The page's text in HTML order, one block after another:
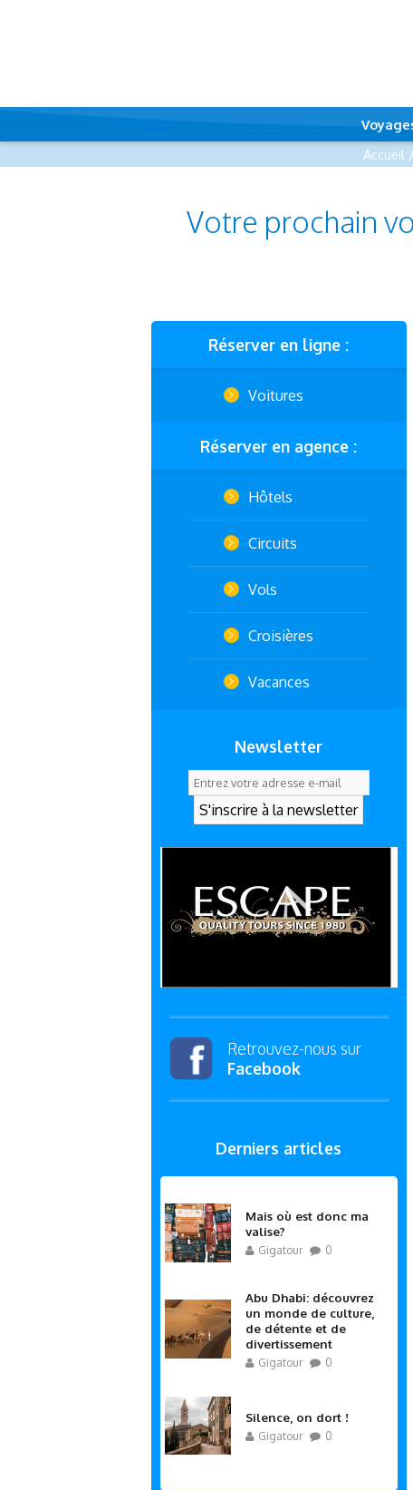
Accueil
Votre prochain
Réserver en ligne :
Voitures
Réserver en agence :
Hôtels
Circuits
Vols
Croisières
Vacances
Newsletter
Retrouvez-nous sur
Facebook
Derniers articles
Mais où est donc ma
valise?
Gigatour 0
Abu Dhabi: découvrez
un monde de culture,
de détente et de
divertissement
Gigatour 0
Silence, on dort !
Gigatour 0